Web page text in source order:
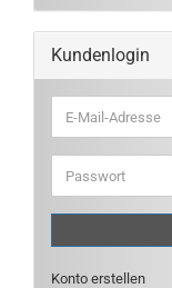
Kundenlogin
E-
Mail-
Adresse
Passwort
Konto erstellen